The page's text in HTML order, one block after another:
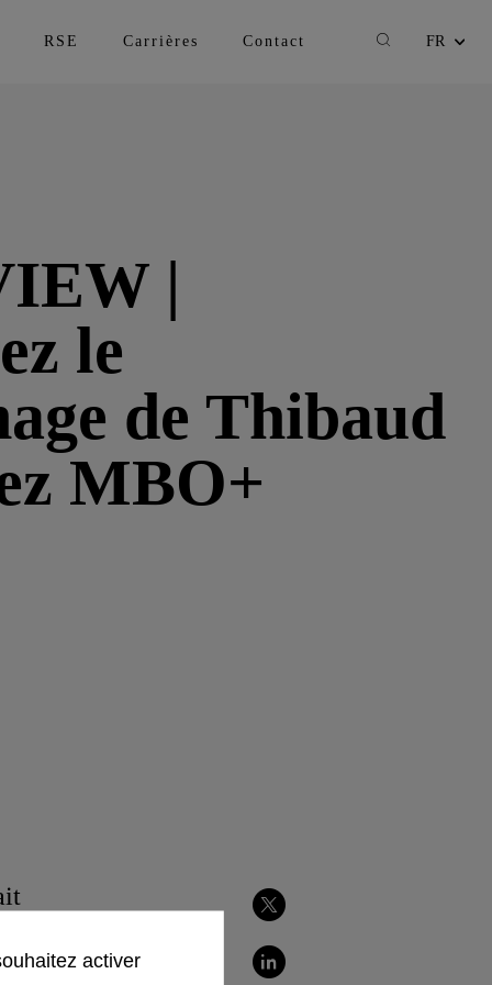
RSE Carrières Contact Recherche
Changer la
FR
|
le
de Thibaud
MBO+
Twitter
activer